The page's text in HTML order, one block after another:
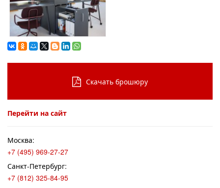
Скачать брошюру
Перейти на сайт
Москва:
+7 (495) 969-27-27
Санкт-Петербург:
+7 (812) 325-84-95